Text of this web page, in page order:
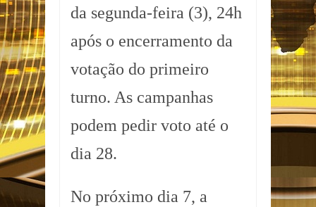
da segunda-feira (3), 24h
após o encerramento da
votação do primeiro
turno. As campanhas
podem pedir voto até o
dia 28.
No próximo dia 7, a